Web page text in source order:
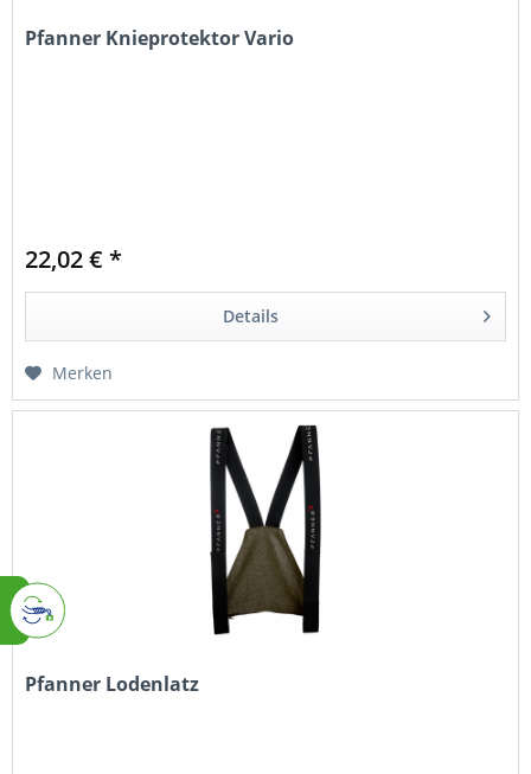
Pfanner Knieprotektor Vario
22,02 € *
Details
Merken
Pfanner Lodenlatz